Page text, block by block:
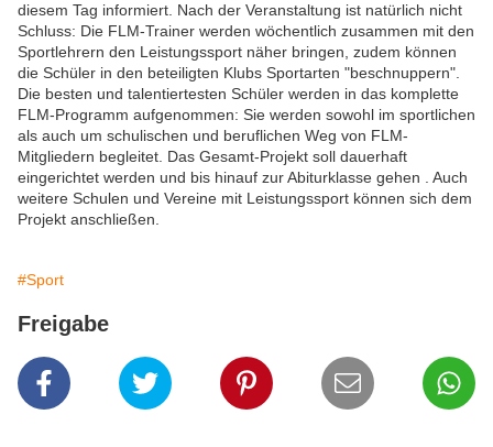
diesem Tag informiert. Nach der Veranstaltung ist natürlich nicht
Schluss: Die FLM-Trainer werden wöchentlich zusammen mit den
Sportlehrern den Leistungssport näher bringen, zudem können
die Schüler in den beteiligten Klubs Sportarten "beschnuppern".
Die besten und talentiertesten Schüler werden in das komplette
FLM-Programm aufgenommen: Sie werden sowohl im sportlichen
als auch um schulischen und beruflichen Weg von FLM-
Mitgliedern begleitet. Das Gesamt-Projekt soll dauerhaft
eingerichtet werden und bis hinauf zur Abiturklasse gehen . Auch
weitere Schulen und Vereine mit Leistungssport können sich dem
Projekt anschließen.
#Sport
Freigabe